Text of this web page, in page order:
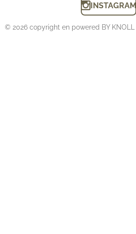
INSTAGRAM
© 2026 copyright en powered BY KNOLL